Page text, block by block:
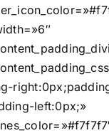
left:0px;»